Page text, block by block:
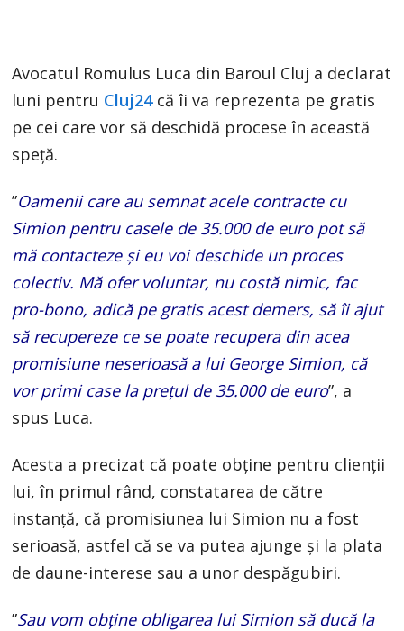
Avocatul Romulus Luca din Baroul Cluj a declarat
luni pentru Cluj24că îi va reprezenta pe gratis
pe cei care vor să deschidă procese în această
speță.
”Oamenii care au semnat acele contracte cu
Simion pentru casele de 35.000 de euro pot să
mă contacteze și eu voi deschide un proces
colectiv. Mă ofer voluntar, nu costă nimic, fac
pro-bono, adică pe gratis acest demers, să îi ajut
să recupereze ce se poate recupera din acea
promisiune neserioasă a lui George Simion, că
vor primi case la prețul de 35.000 de euro”, a
spus Luca.
Acesta a precizat că poate obține pentru clienții
lui, în primul rând, constatarea de către
instanță, că promisiunea lui Simion nu a fost
serioasă, astfel că se va putea ajunge și la plata
de daune-interese sau a unor despăgubiri.
”Sau vom obține obligarea lui Simion să ducă la